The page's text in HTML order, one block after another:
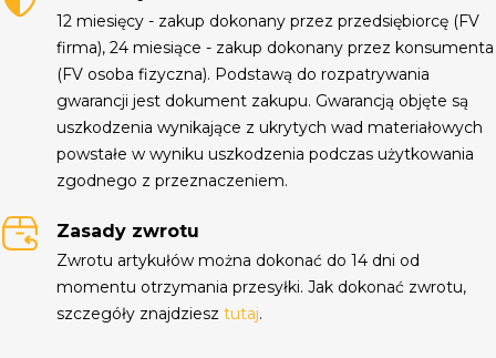
12 miesięcy - zakup dokonany przez przedsiębiorcę (FV
firma), 24 miesiące - zakup dokonany przez konsumenta
(FV osoba fizyczna). Podstawą do rozpatrywania
gwarancji jest dokument zakupu. Gwarancją objęte są
uszkodzenia wynikające z ukrytych wad materiałowych
powstałe w wyniku uszkodzenia podczas użytkowania
zgodnego z przeznaczeniem.
Zasady zwrotu
Zwrotu artykułów można dokonać do 14 dni od
momentu otrzymania przesyłki. Jak dokonać zwrotu,
szczegóły znajdziesztutaj.